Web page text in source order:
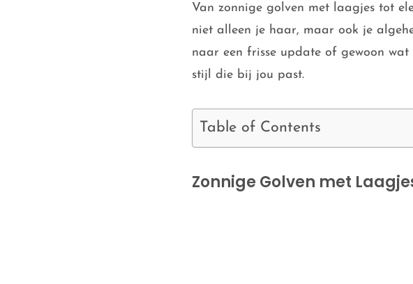
Van zonnige golven met laagjes tot
niet alleen je haar, maar ook je
naar een frisse update of gewoon
stijl die bij jou past.
Table of Contents
Zonnige Golven met